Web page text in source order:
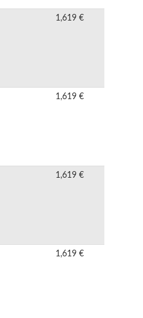
1,619 €
1,619 €
1,619 €
1,619 €